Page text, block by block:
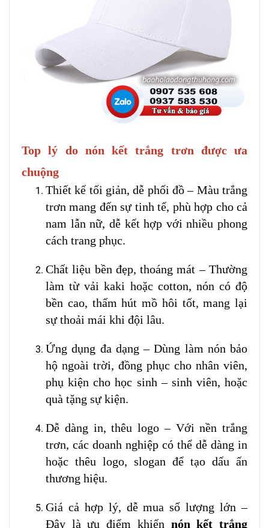
Top lý do nón kết trắng trơn được ưa
chuộng
Thiết kế tối giản, dễ phối đồ – Màu trắng
trơn mang đến sự tinh tế, phù hợp cho cả
nam lẫn nữ, dễ kết hợp với nhiều phong
cách trang phục.
Chất liệu bền đẹp, thoáng mát – Thường
làm từ vải kaki hoặc cotton, nón có độ
bền cao, thấm hút mồ hôi tốt, mang lại
sự thoải mái khi đội lâu.
Ứng dụng đa dạng – Dùng làm nón bảo
hộ ngoài trời, đồng phục cho nhân viên,
phụ kiện cho học sinh – sinh viên, hoặc
quà tặng sự kiện.
Dễ dàng in, thêu logo – Với nền trắng
trơn, các doanh nghiệp có thể dễ dàng in
hoặc thêu logo, slogan để tạo dấu ấn
thương hiệu.
Giá cả hợp lý, dễ mua số lượng lớn –
Đây là ưu điểm khiến nón kết trắng